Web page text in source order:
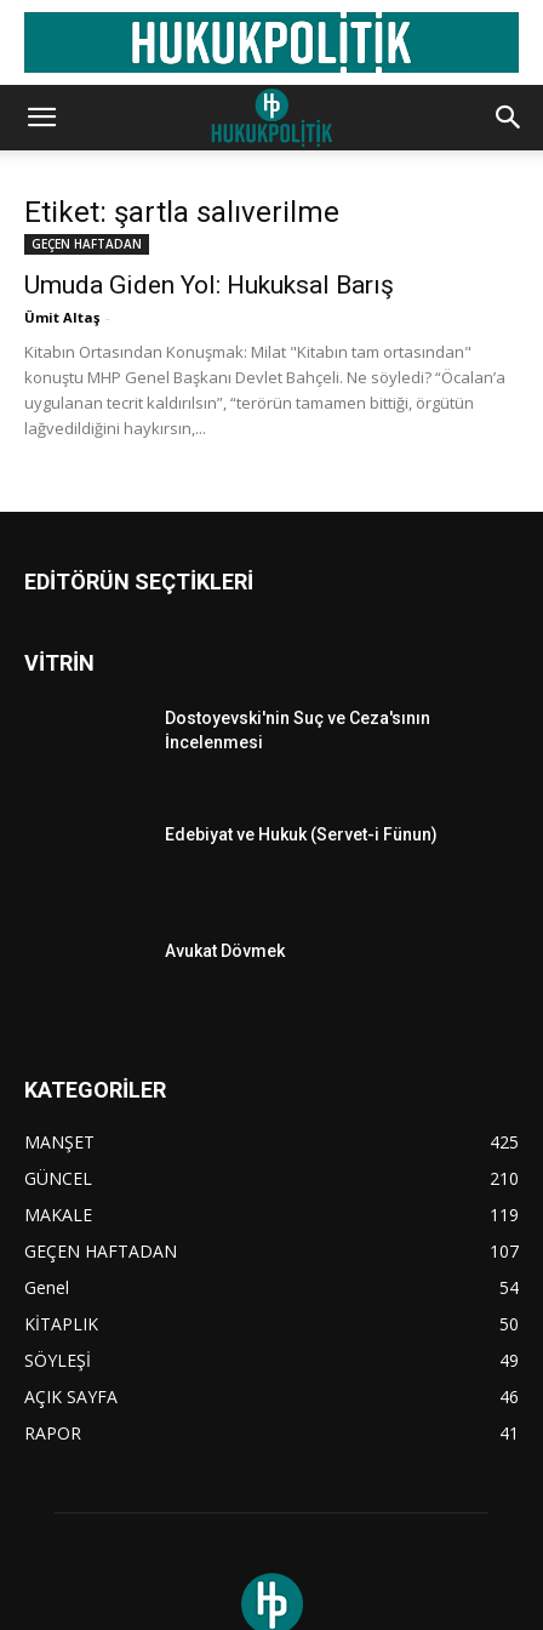
Etiket: şartla salıverilme
GEÇEN HAFTADAN
Umuda Giden Yol: Hukuksal Barış
Ümit Altaş -
Kitabın Ortasından Konuşmak: Milat "Kitabın tam ortasından"
konuştu MHP Genel Başkanı Devlet Bahçeli. Ne söyledi? “Öcalan’a
uygulanan tecrit kaldırılsın”, “terörün tamamen bittiği, örgütün
lağvedildiğini haykırsın,...
EDİTÖRÜN SEÇTİKLERİ
VİTRİN
Dostoyevski'nin Suç ve Ceza'sının
İncelenmesi
Edebiyat ve Hukuk (Servet-i Fünun)
Avukat Dövmek
KATEGORİLER
MANŞET
425
GÜNCEL
210
MAKALE
119
GEÇEN HAFTADAN
107
Genel
54
KİTAPLIK
50
SÖYLEŞİ
49
AÇIK SAYFA
46
RAPOR
41